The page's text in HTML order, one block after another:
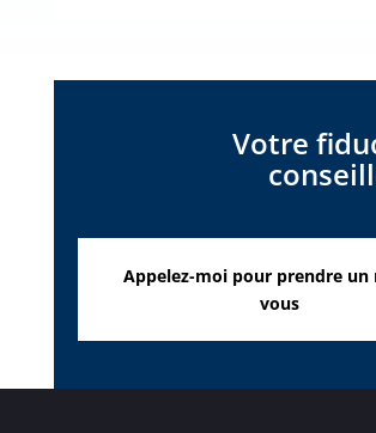
Votre
Appelez-moi pour prendre un
vous